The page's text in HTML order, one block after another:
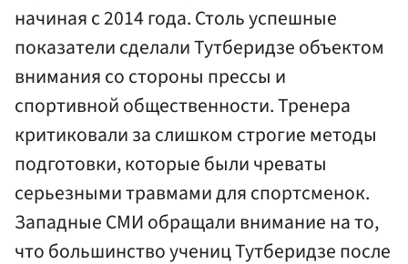
начиная с 2014 года. Столь успешные
показатели сделали Тутберидзе объектом
внимания со стороны прессы и
спортивной общественности. Тренера
критиковали за слишком строгие методы
подготовки, которые были чреваты
серьезными травмами для спортсменок.
Западные СМИ обращали внимание на то,
что большинство учениц Тутберидзе после